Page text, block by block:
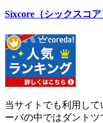
Sixcore（シックスコア
当サイトでも利用し
ーバの中ではダント